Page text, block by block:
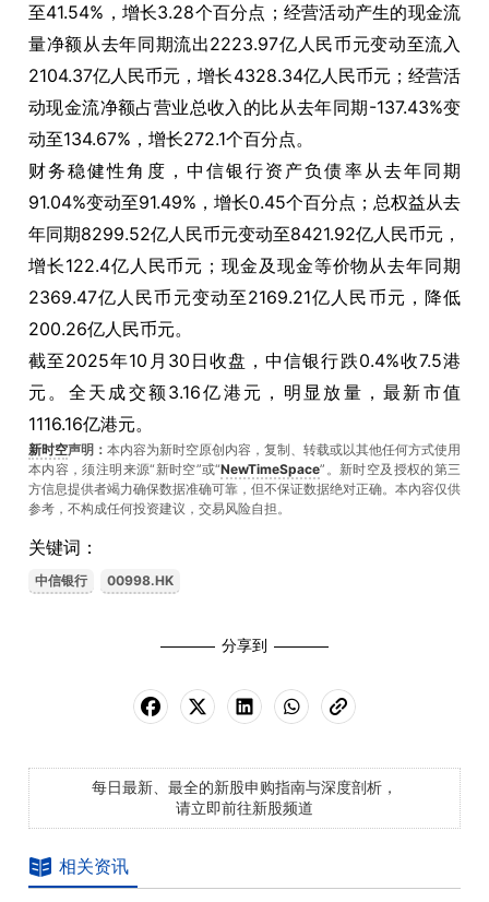
至41.54%，增长3.28个百分点；经营活动产生的现金流
量净额从去年同期流出2223.97亿人民币元变动至流入
2104.37亿人民币元，增长4328.34亿人民币元；经营活
动现金流净额占营业总收入的比从去年同期-137.43%变
动至134.67%，增长272.1个百分点。
财务稳健性角度，中信银行资产负债率从去年同期
91.04%变动至91.49%，增长0.45个百分点；总权益从去
年同期8299.52亿人民币元变动至8421.92亿人民币元，
增长122.4亿人民币元；现金及现金等价物从去年同期
2369.47亿人民币元变动至2169.21亿人民币元，降低
200.26亿人民币元。
截至2025年10月30日收盘，中信银行跌0.4%收7.5港
元。全天成交额3.16亿港元，明显放量，最新市值
1116.16亿港元。
新时空声明： 本内容为新时空原创内容，复制、转载或以其他任何方式使用
本内容，须注明来源“新时空”或“NewTimeSpace”。新时空及授权的第三
方信息提供者竭力确保数据准确可靠，但不保证数据绝对正确。本內容仅供
参考，不构成任何投资建议，交易风险自担。
关键词：
中信银行 00998.HK
分享到
每日最新、最全的新股申购指南与深度剖析，
请立即前往新股频道
相关资讯